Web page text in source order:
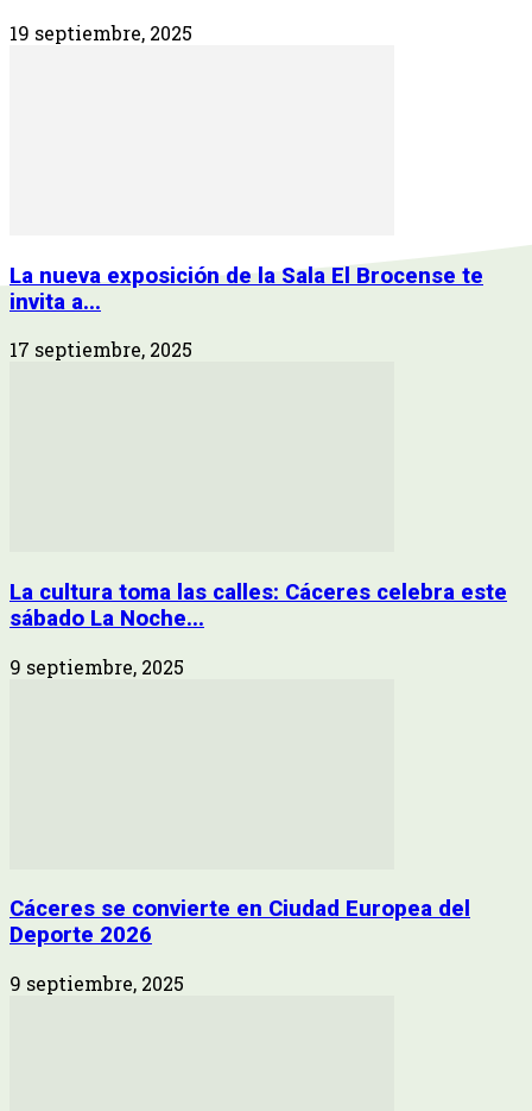
19 septiembre, 2025
La nueva exposición de la Sala El Brocense te
invita a...
17 septiembre, 2025
La cultura toma las calles: Cáceres celebra este
sábado La Noche...
9 septiembre, 2025
Cáceres se convierte en Ciudad Europea del
Deporte 2026
9 septiembre, 2025